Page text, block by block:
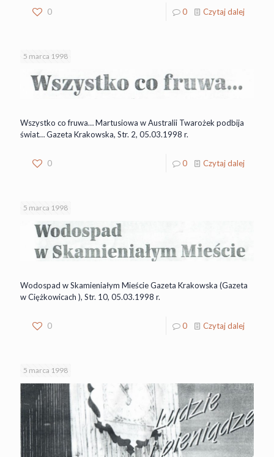
0 0 Czytaj dalej
5 marca 1998
Wszystko co fruwa… Martusiowa w Australii Twarożek podbija
świat… Gazeta Krakowska, Str. 2, 05.03.1998 r.
0 0 Czytaj dalej
5 marca 1998
Wodospad w Skamieniałym Mieście Gazeta Krakowska (Gazeta
w Ciężkowicach ), Str. 10, 05.03.1998 r.
0 0 Czytaj dalej
5 marca 1998